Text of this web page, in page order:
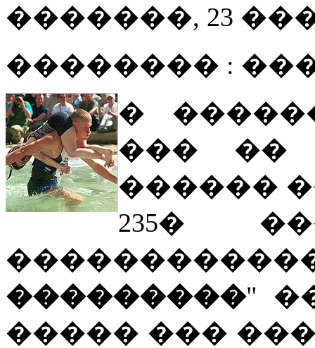
�������, 23 ���
�������� :
�
��� ��
������
235�
���������"
����� ���